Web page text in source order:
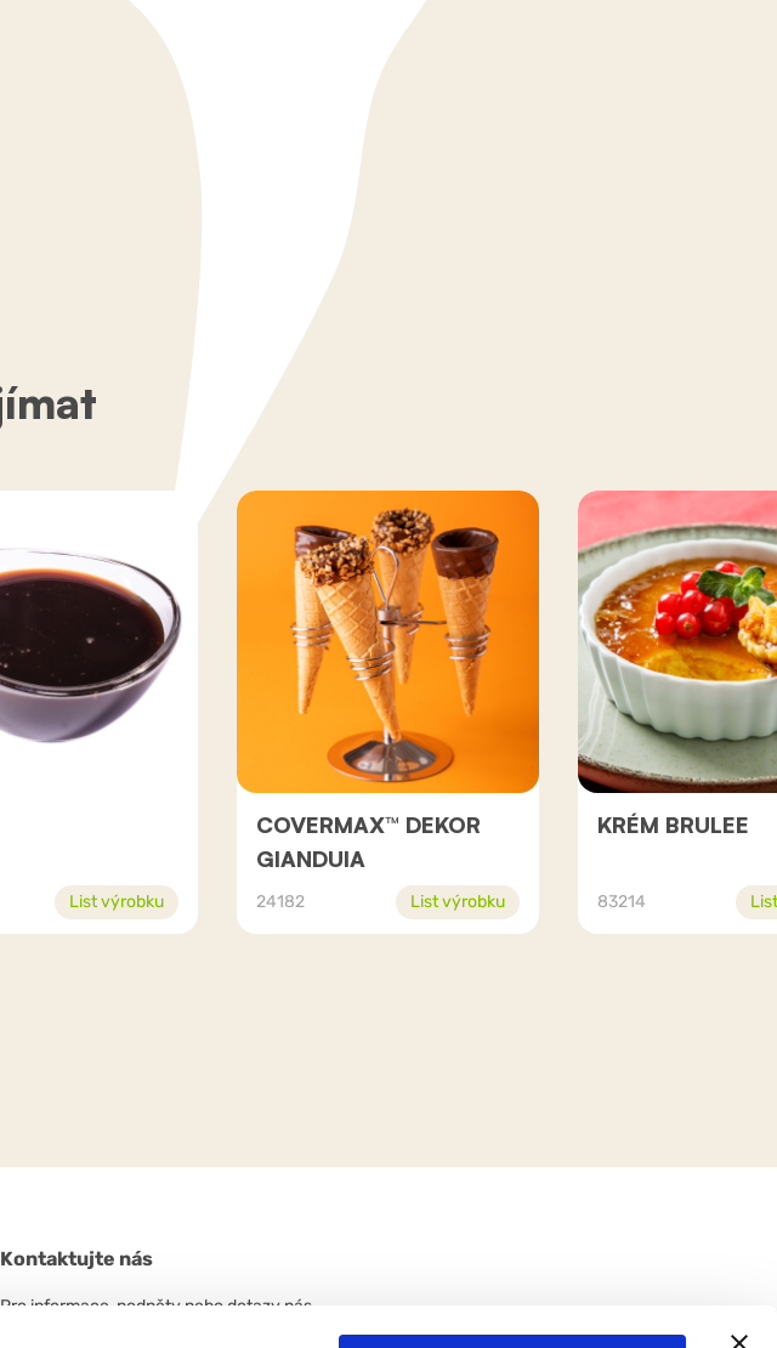
List výrobku
COVERMAX™ DEKOR
GIANDUIA
24182 List výrobku
KRÉM BRULEE
83214
Kontaktujte nás
Pro informace, podněty nebo dotazy nás